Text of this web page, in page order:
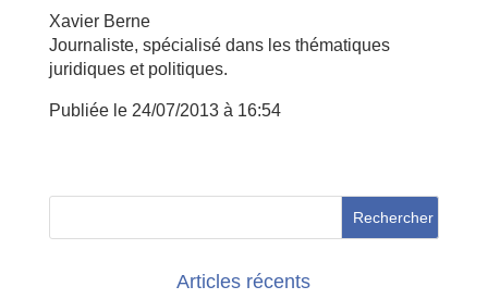
Xavier Berne
Journaliste, spécialisé dans les thématiques
juridiques et politiques.
Publiée le 24/07/2013 à 16:54
Articles récents